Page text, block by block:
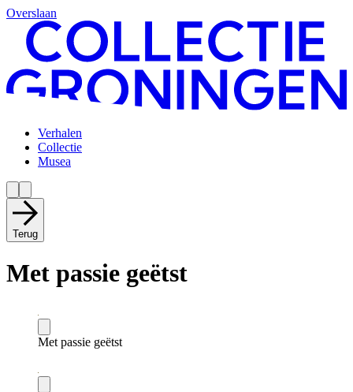
Overslaan
Verhalen
Collectie
Musea
Terug
Met passie geëtst
Met passie geëtst